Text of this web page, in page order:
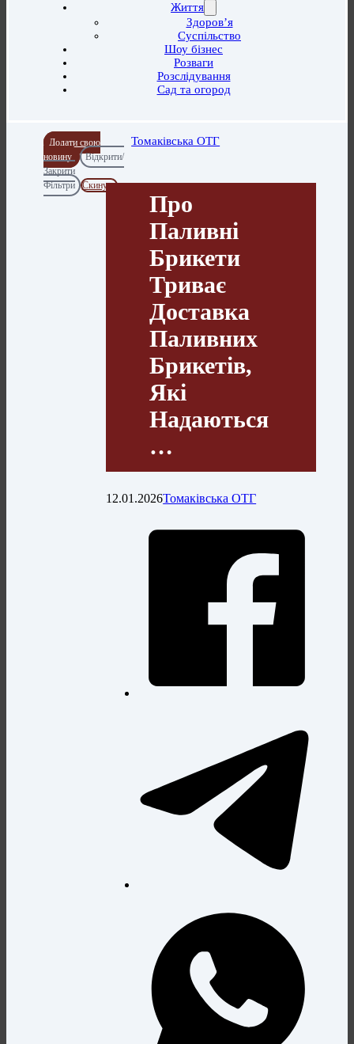
Життя
Здоров’я
Суспільство
Шоу бізнес
Розваги
Розслідування
Сад та огород
Додати свою
новину
Відкрити/
Закрити
Фільтри
Скинути
Томаківська ОТГ
Про
Паливні
Брикети
Триває
Доставка
Паливних
Брикетів,
Які
Надаються
…
12.01.2026Томаківська ОТГ